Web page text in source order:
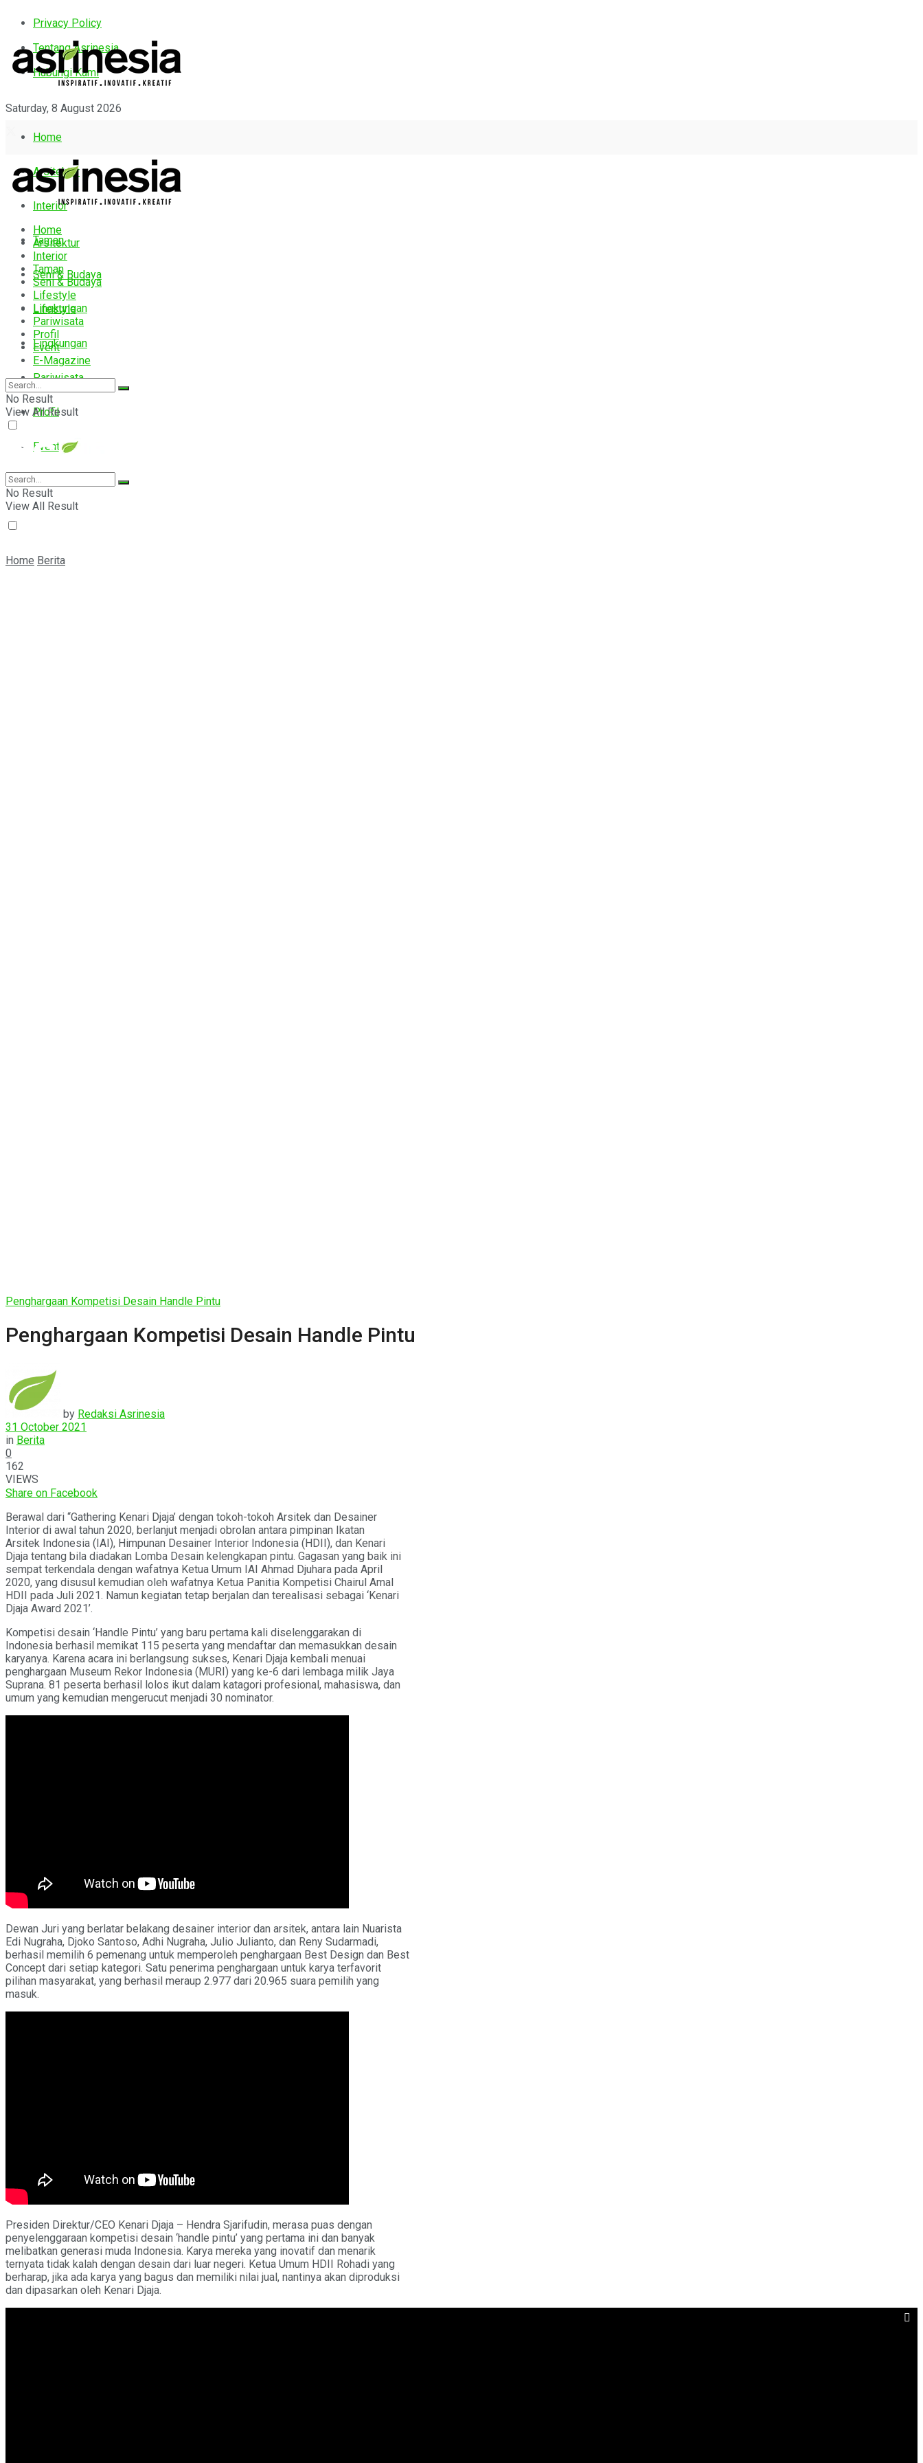
Privacy Policy
Tentang Asrinesia
Hubungi Kami
Saturday, 8 August 2026
Home
Arsitektur
Interior
Taman
Seni & Budaya
Lifestyle
Lingkungan
Pariwisata
Profil
Event
E-Magazine
Home
Arsitektur
Interior
Taman
Seni & Budaya
Lifestyle
Lingkungan
Pariwisata
Profil
Event
E-Magazine
No Result
View All Result
No Result
View All Result
Home Berita
Penghargaan Kompetisi Desain Handle Pintu
Penghargaan Kompetisi Desain Handle Pintu
by Redaksi Asrinesia
31 October 2021
in Berita
0
162
VIEWS
Share on Facebook
Berawal dari “Gathering Kenari Djaja’ dengan tokoh-tokoh Arsitek dan Desainer
Interior di awal tahun 2020, berlanjut menjadi obrolan antara pimpinan Ikatan
Arsitek Indonesia (IAI), Himpunan Desainer Interior Indonesia (HDII), dan Kenari
Djaja tentang bila diadakan Lomba Desain kelengkapan pintu. Gagasan yang baik ini
sempat terkendala dengan wafatnya Ketua Umum IAI Ahmad Djuhara pada April
2020, yang disusul kemudian oleh wafatnya Ketua Panitia Kompetisi Chairul Amal
HDII pada Juli 2021. Namun kegiatan tetap berjalan dan terealisasi sebagai ‘Kenari
Djaja Award 2021’.
Kompetisi desain ‘Handle Pintu’ yang baru pertama kali diselenggarakan di
Indonesia berhasil memikat 115 peserta yang mendaftar dan memasukkan desain
karyanya. Karena acara ini berlangsung sukses, Kenari Djaja kembali menuai
penghargaan Museum Rekor Indonesia (MURI) yang ke-6 dari lembaga milik Jaya
Suprana. 81 peserta berhasil lolos ikut dalam katagori profesional, mahasiswa, dan
umum yang kemudian mengerucut menjadi 30 nominator.
Dewan Juri yang berlatar belakang desainer interior dan arsitek, antara lain Nuarista
Edi Nugraha, Djoko Santoso, Adhi Nugraha, Julio Julianto, dan Reny Sudarmadi,
berhasil memilih 6 pemenang untuk memperoleh penghargaan Best Design dan Best
Concept dari setiap kategori. Satu penerima penghargaan untuk karya terfavorit
pilihan masyarakat, yang berhasil meraup 2.977 dari 20.965 suara pemilih yang
masuk.
Presiden Direktur/CEO Kenari Djaja – Hendra Sjarifudin, merasa puas dengan
penyelenggaraan kompetisi desain ‘handle pintu’ yang pertama ini dan banyak
melibatkan generasi muda Indonesia. Karya mereka yang inovatif dan menarik
ternyata tidak kalah dengan desain dari luar negeri. Ketua Umum HDII Rohadi yang
berharap, jika ada karya yang bagus dan memiliki nilai jual, nantinya akan diproduksi
dan dipasarkan oleh Kenari Djaja.